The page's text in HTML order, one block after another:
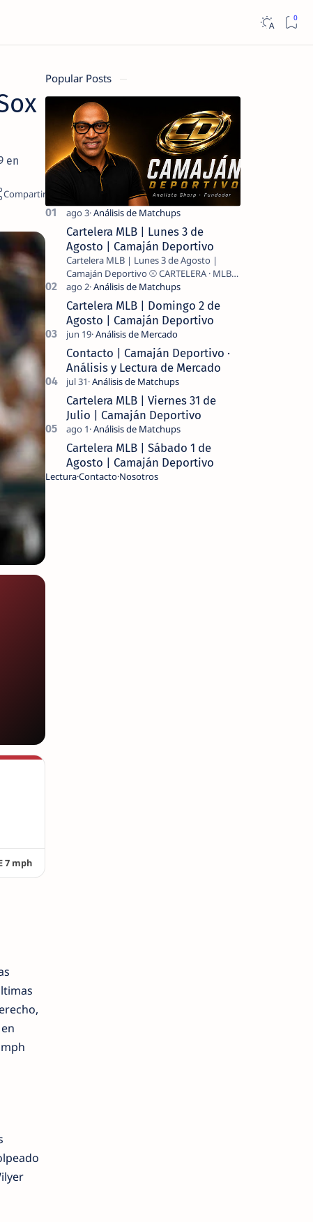
en
7 mph
Popular Posts
Cartelera MLB | Lunes 3 de
Agosto | Camaján Deportivo
Cartelera MLB | Lunes 3 de Agosto |
Camaján Deportivo ⚾ CARTELERA · MLB
Cartelera MLB | Domingo 2 de
Agosto | Camaján Deportivo
Contacto | Camaján Deportivo ·
Análisis y Lectura de Mercado
Cartelera MLB | Viernes 31 de
Julio | Camaján Deportivo
Cartelera MLB | Sábado 1 de
Agosto | Camaján Deportivo
LecturaContactoNosotros